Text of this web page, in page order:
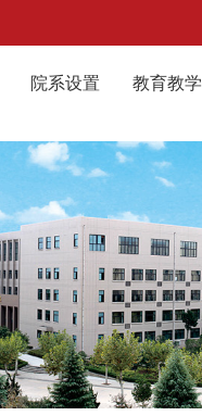
院系设置 教育教学